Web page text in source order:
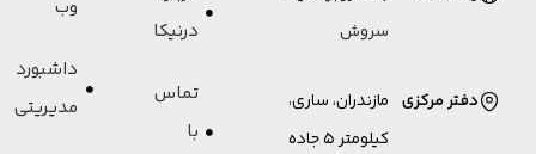
درنیکا
تماس
با
وب
داشبورد
مدیریتی
سروش
دفتر مرکزی مازندران، ساری،
کیلومتر 5 جاده